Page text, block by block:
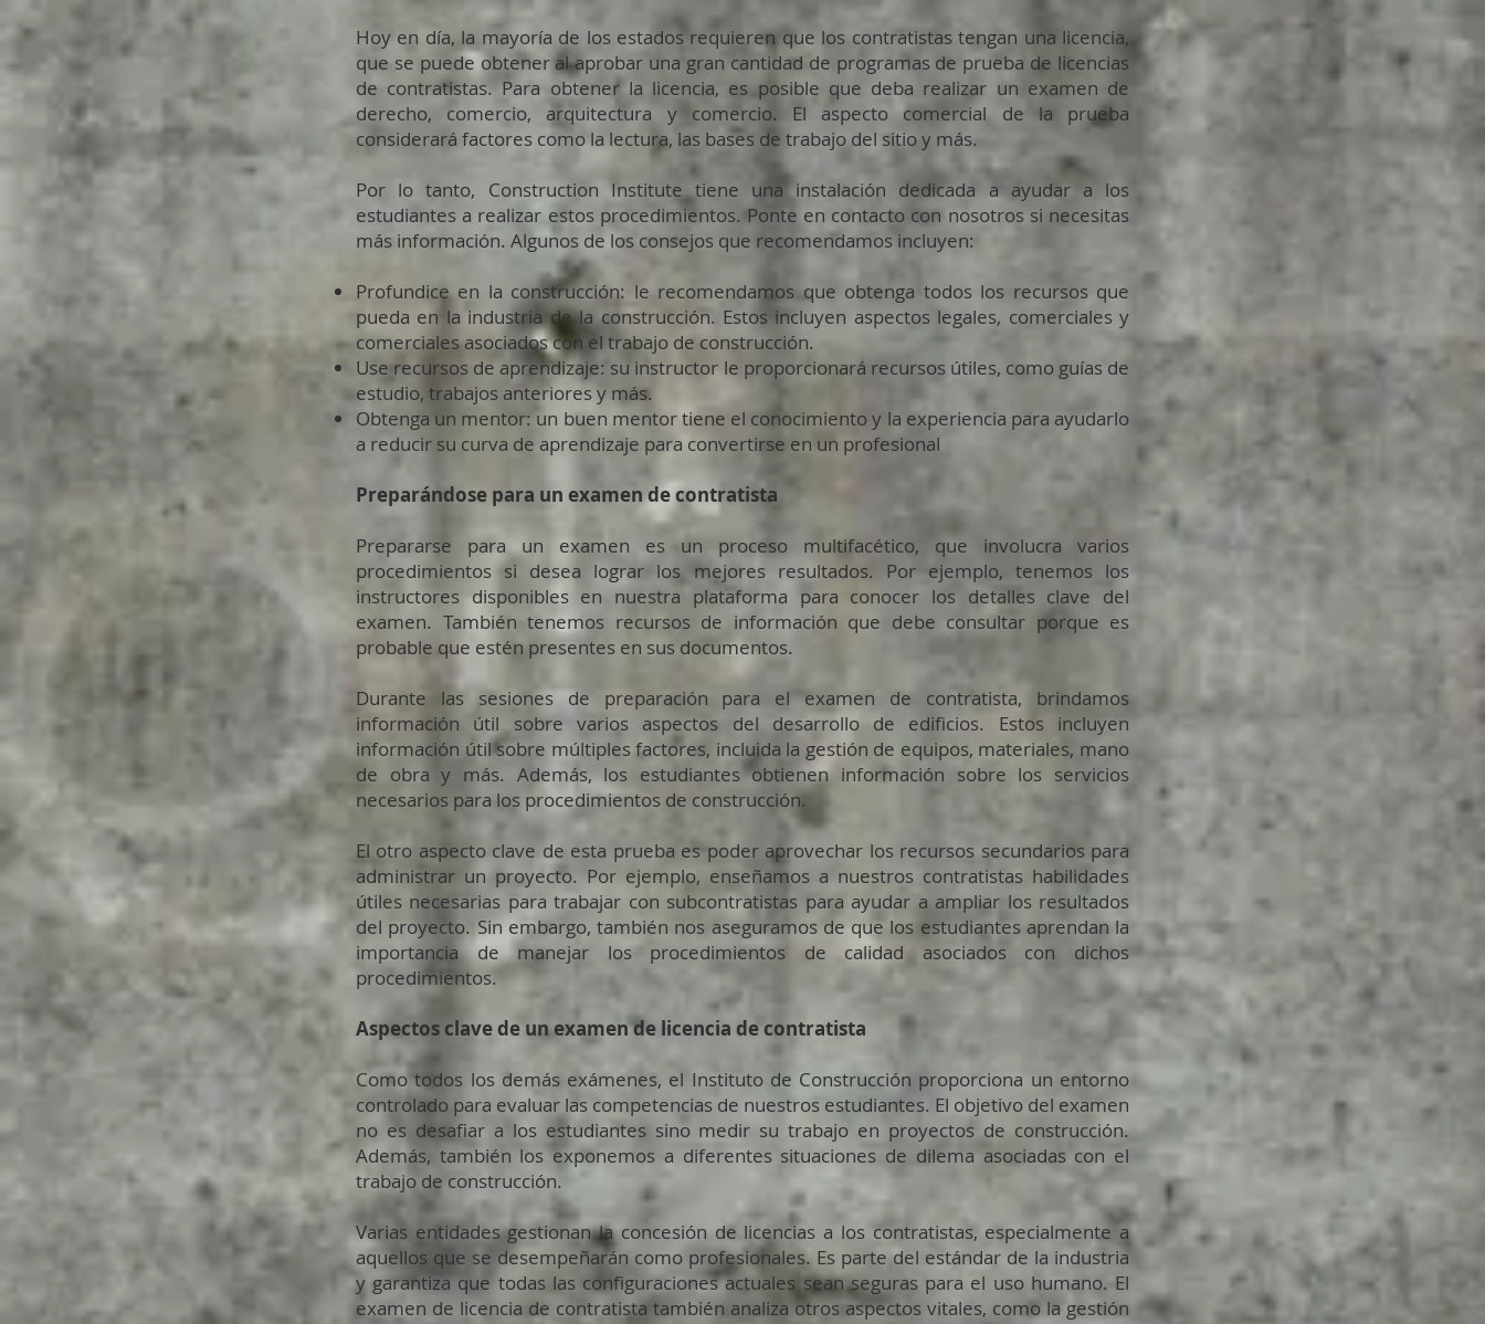
Hoy en día, la mayoría de los estados requieren que los contratistas tengan una licencia,
que se puede obtener al aprobar una gran cantidad de programas de prueba de licencias
de contratistas. Para obtener la licencia, es posible que deba realizar un examen de
derecho, comercio, arquitectura y comercio. El aspecto comercial de la prueba
considerará factores como la lectura, las bases de trabajo del sitio y más.
Por lo tanto, Construction Institute tiene una instalación dedicada a ayudar a los
estudiantes a realizar estos procedimientos. Ponte en contacto con nosotros si necesitas
más información. Algunos de los consejos que recomendamos incluyen:
Profundice en la construcción: le recomendamos que obtenga todos los recursos que
pueda en la industria de la construcción. Estos incluyen aspectos legales, comerciales y
comerciales asociados con el trabajo de construcción.
Use recursos de aprendizaje: su instructor le proporcionará recursos útiles, como guías de
estudio, trabajos anteriores y más.
Obtenga un mentor: un buen mentor tiene el conocimiento y la experiencia para ayudarlo
a reducir su curva de aprendizaje para convertirse en un profesional
Preparándose para un examen de contratista
Prepararse para un examen es un proceso multifacético, que involucra varios
procedimientos si desea lograr los mejores resultados. Por ejemplo, tenemos los
instructores disponibles en nuestra plataforma para conocer los detalles clave del
examen. También tenemos recursos de información que debe consultar porque es
probable que estén presentes en sus documentos.
Durante las sesiones de preparación para el examen de contratista, brindamos
información útil sobre varios aspectos del desarrollo de edificios. Estos incluyen
información útil sobre múltiples factores, incluida la gestión de equipos, materiales, mano
de obra y más. Además, los estudiantes obtienen información sobre los servicios
necesarios para los procedimientos de construcción.
El otro aspecto clave de esta prueba es poder aprovechar los recursos secundarios para
administrar un proyecto. Por ejemplo, enseñamos a nuestros contratistas habilidades
útiles necesarias para trabajar con subcontratistas para ayudar a ampliar los resultados
del proyecto. Sin embargo, también nos aseguramos de que los estudiantes aprendan la
importancia de manejar los procedimientos de calidad asociados con dichos
procedimientos.
Aspectos clave de un examen de licencia de contratista
Como todos los demás exámenes, el Instituto de Construcción proporciona un entorno
controlado para evaluar las competencias de nuestros estudiantes. El objetivo del examen
no es desafiar a los estudiantes sino medir su trabajo en proyectos de construcción.
Además, también los exponemos a diferentes situaciones de dilema asociadas con el
trabajo de construcción.
Varias entidades gestionan la concesión de licencias a los contratistas, especialmente a
aquellos que se desempeñarán como profesionales. Es parte del estándar de la industria
y garantiza que todas las configuraciones actuales sean seguras para el uso humano. El
examen de licencia de contratista también analiza otros aspectos vitales, como la gestión